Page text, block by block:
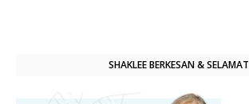
SHAKLEE BERKESAN & SELAMAT